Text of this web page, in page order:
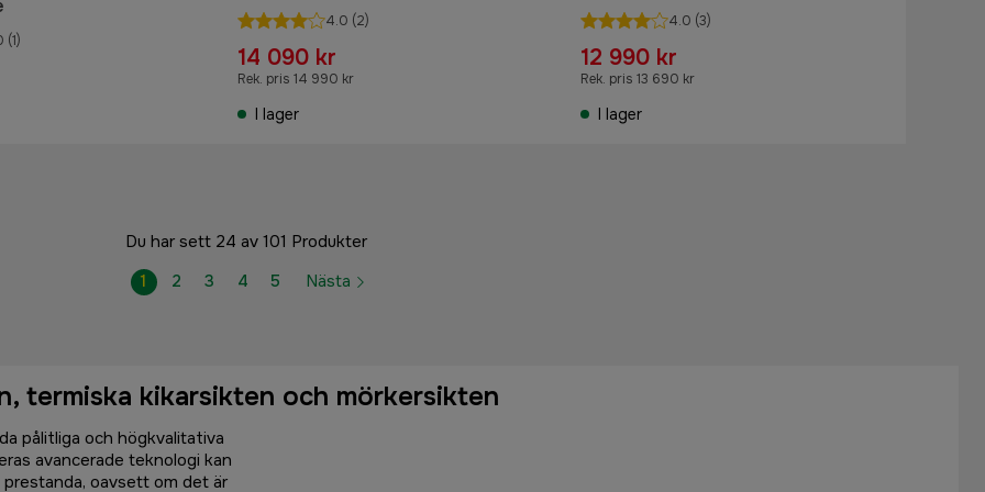
(1)
lampa 940NM
4.0 (2)
14 090 kr
Rek. pris 14 990 kr
I lager
4.0 (3)
12 990 kr
Rek. pris 13 690 kr
I lager
Du har sett 24 av 101 Produkter
1
2 3 4 5 Nästa
termiska kikarsikten och mörkersikten
pålitliga och högkvalitativa
avancerade teknologi kan
oavsett om det är